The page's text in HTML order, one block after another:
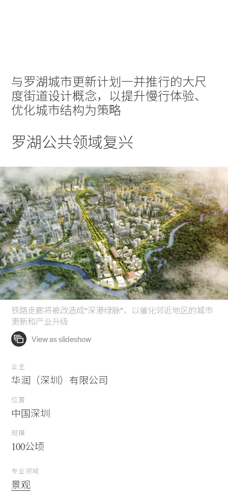
与罗湖城市更新计划一并推行的大尺
度街道设计概念，以提升慢行体验、
优化城市结构为策略
罗湖公共领域复兴
铁路走廊将被改造成“深港绿脉”，以催化邻近地区的城市
更新和产业升级
业主
华润（深圳）有限公司
位置
中国深圳
规模
100公顷
专业领域
景观